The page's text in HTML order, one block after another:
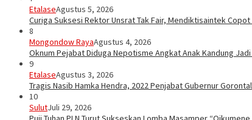
EtalaseAgustus 5, 2026
Curiga Suksesi Rektor Unsrat Tak Fair, Mendiktisaintek
8
Mongondow RayaAgustus 4, 2026
Oknum Pejabat Diduga Nepotisme Angkat Anak Kandung
9
EtalaseAgustus 3, 2026
Tragis Nasib Hamka Hendra, 2022 Penjabat Gubernur
10
SulutJuli 29, 2026